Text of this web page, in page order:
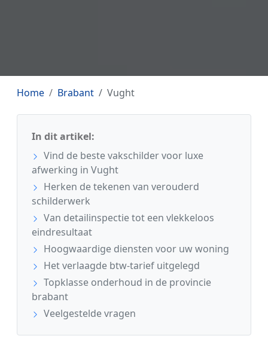
Home Brabant Vught
In dit artikel:
Vind de beste vakschilder voor luxe
afwerking in Vught
Herken de tekenen van verouderd
schilderwerk
Van detailinspectie tot een vlekkeloos
eindresultaat
Hoogwaardige diensten voor uw woning
Het verlaagde btw-tarief uitgelegd
Topklasse onderhoud in de provincie
brabant
Veelgestelde vragen